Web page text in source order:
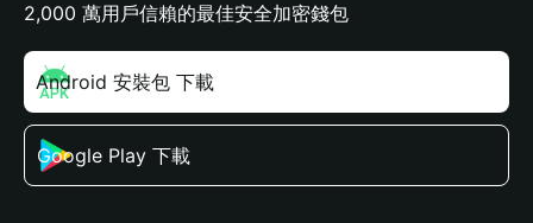
2,000 萬用戶信賴的最佳安全加密錢包
Android 安裝包 下載
Google Play 下載